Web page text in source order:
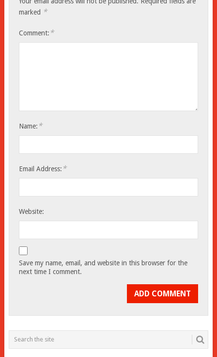
marked *
Comment: *
Name: *
Email Address: *
Website:
Save my name, email, and website in this browser for the
next time I comment.